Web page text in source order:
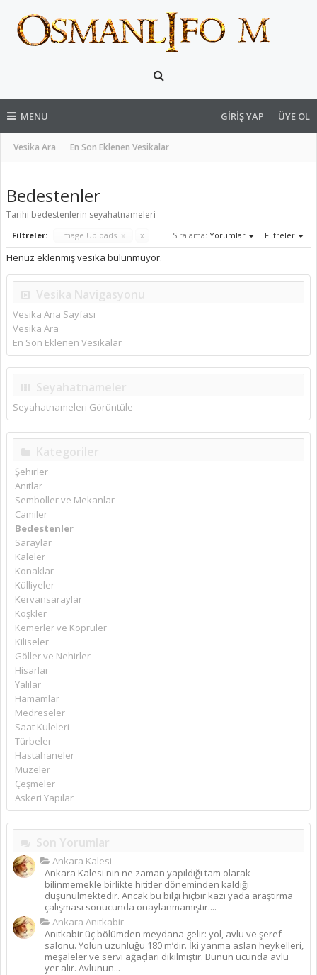
MENU
Vesika Ara En Son Eklenen Vesikalar
GIRIŞ YAP ÜYE OL
Bedestenler
Tarihi bedestenlerin seyahatnameleri
Filtreler: Image Uploads x x Sıralama: Yorumlar Filtreler
Henüz eklenmiş vesika bulunmuyor.
Vesika Navigasyonu
Vesika Ana Sayfası
Vesika Ara
En Son Eklenen Vesikalar
Seyahatnameler
Seyahatnameleri Görüntüle
Kategoriler
Şehirler
Anıtlar
Semboller ve Mekanlar
Camiler
Bedestenler
Saraylar
Kaleler
Konaklar
Külliyeler
Kervansaraylar
Köşkler
Kemerler ve Köprüler
Kiliseler
Göller ve Nehirler
Hisarlar
Yalılar
Hamamlar
Medreseler
Saat Kuleleri
Türbeler
Hastahaneler
Müzeler
Çeşmeler
Askeri Yapılar
Son Yorumlar
Ankara Kalesi
Ankara Kalesi'nin ne zaman yapıldığı tam olarak
bilinmemekle birlikte hititler döneminden kaldığı
düşünülmektedir. Ancak bu bilgi hiçbir kazı yada araştırma
çalışması sonucunda onaylanmamıştır....
Ankara Anıtkabir
Anıtkabir üç bölümden meydana gelir: yol, avlu ve şeref
salonu. Yolun uzunluğu 180 m’dir. İki yanma aslan heykelleri,
meşaleler ve servi ağaçları dikilmiştir. Bunun ucunda avlu
yer alır. Avlunun...